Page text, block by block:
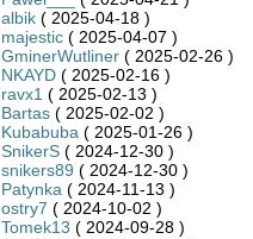
albik( 2025-04-18 )
majestic( 2025-04-07 )
GminerWutliner( 2025-02-26 )
NKAYD( 2025-02-16 )
ravx1 ( 2025-02-13 )
Bartas( 2025-02-02 )
Kubabuba ( 2025-01-26 )
SnikerS( 2024-12-30 )
snikers89 ( 2024-12-30 )
Patynka ( 2024-11-13 )
ostry7 ( 2024-10-02 )
Tomek13 ( 2024-09-28 )